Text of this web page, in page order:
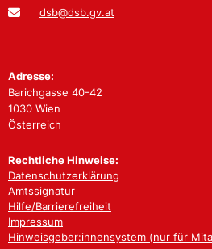
dsb@dsb.gv.at
Adresse:
Barichgasse 40-42
1030 Wien
Österreich
Rechtliche Hinweise:
Datenschutzerklärung
Amtssignatur
Hilfe/Barrierefreiheit
Impressum
Hinweisgeber:innensystem (nur für